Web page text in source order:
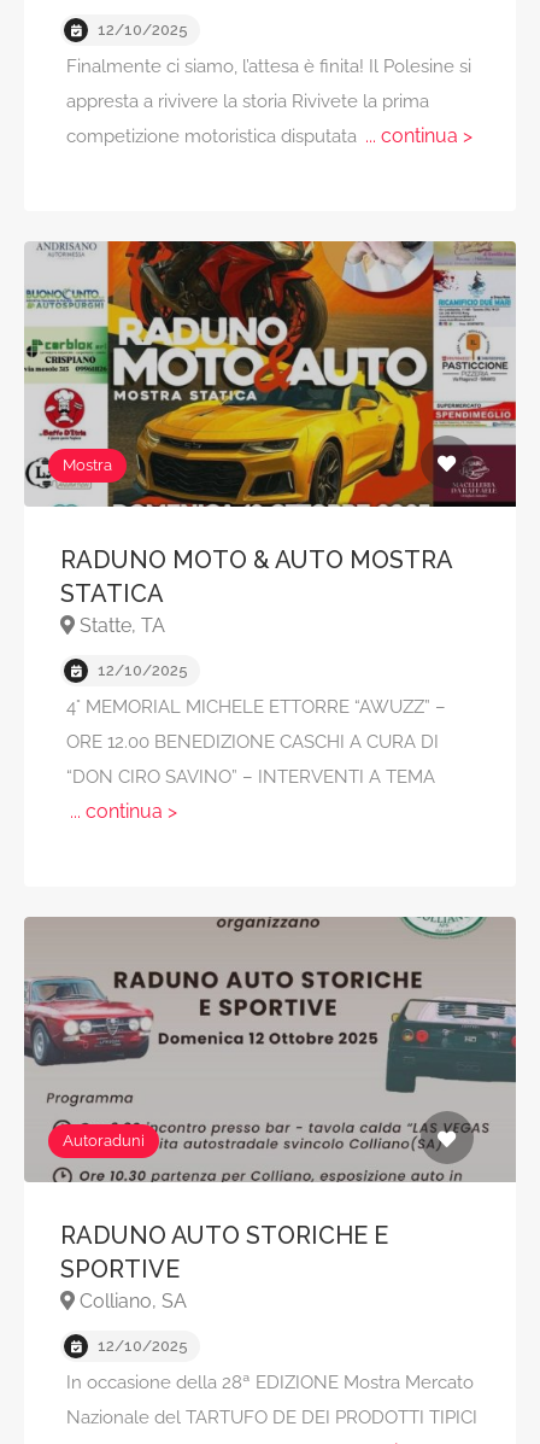
12/10/2025
Finalmente ci siamo, l’attesa è finita! Il Polesine si
appresta a rivivere la storia Rivivete la prima
competizione motoristica disputata... continua >
Mostra
RADUNO MOTO & AUTO MOSTRA
STATICA
Statte, TA
12/10/2025
4° MEMORIAL MICHELE ETTORRE “AWUZZ” –
ORE 12.00 BENEDIZIONE CASCHI A CURA DI
“DON CIRO SAVINO” – INTERVENTI A TEMA
... continua >
Autoraduni
RADUNO AUTO STORICHE E
SPORTIVE
Colliano, SA
12/10/2025
In occasione della 28ª EDIZIONE Mostra Mercato
Nazionale del TARTUFO DE DEI PRODOTTI TIPICI